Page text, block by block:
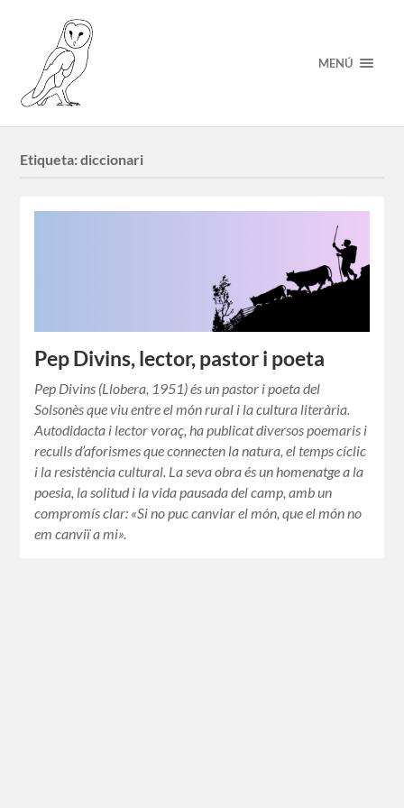
MENÚ
Etiqueta:diccionari
Pep Divins, lector, pastor i poeta
Pep Divins (Llobera, 1951) és un pastor i poeta del
Solsonès que viu entre el món rural i la cultura literària.
Autodidacta i lector voraç, ha publicat diversos poemaris i
reculls d’aforismes que connecten la natura, el temps cíclic
i la resistència cultural. La seva obra és un homenatge a la
poesia, la solitud i la vida pausada del camp, amb un
compromís clar: «Si no puc canviar el món, que el món no
em canviï a mi».